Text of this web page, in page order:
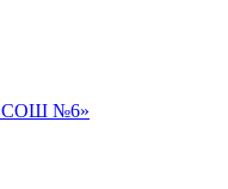
«СОШ №6»